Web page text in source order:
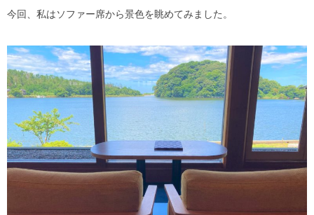
今回、私はソファー席から景色を眺めてみました。